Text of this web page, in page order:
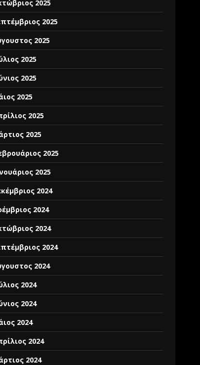
2025
2025
2025
2025
2025
2025
2025
2025
2025
2025
2024
2024
2024
2024
2024
2024
2024
2024
2024
2024